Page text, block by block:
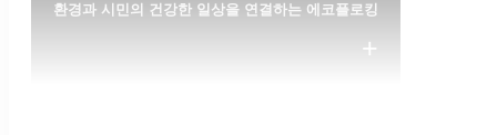
환경과 시민의 건강한 일상을 연결하는 에코플로킹
+